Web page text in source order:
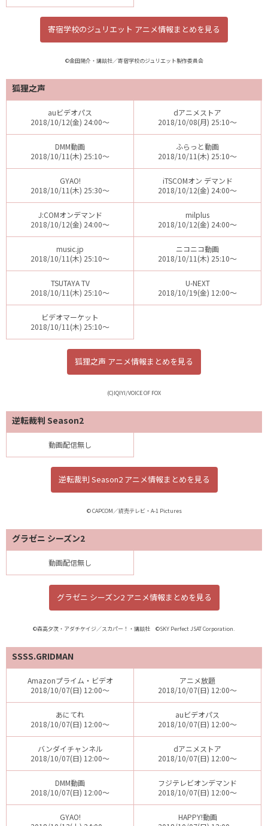
寄宿学校のジュリエット アニメ情報まとめを見る
©金田陽介・講談社／寄宿学校のジュリエット製作委員会
狐狸之声
auビデオパス
2018/10/12(金) 24:00～
dアニメストア
2018/10/08(月) 25:10～
DMM動画
2018/10/11(木) 25:10～
ふらっと動画
2018/10/11(木) 25:10～
GYAO!
2018/10/11(木) 25:30～
iTSCOMオン デマンド
2018/10/12(金) 24:00～
J:COMオンデマンド
2018/10/12(金) 24:00～
milplus
2018/10/12(金) 24:00～
music.jp
2018/10/11(木) 25:10～
ニコニコ動画
2018/10/11(木) 25:10～
TSUTAYA TV
2018/10/11(木) 25:10～
U-NEXT
2018/10/19(金) 12:00～
ビデオマーケット
2018/10/11(木) 25:10～
狐狸之声 アニメ情報まとめを見る
(C)IQIYI/VOICE OF FOX
逆転裁判 Season2
動画配信無し
逆転裁判 Season2 アニメ情報まとめを見る
© CAPCOM／読売テレビ・A-1 Pictures
グラゼニ シーズン2
動画配信無し
グラゼニ シーズン2 アニメ情報まとめを見る
©森高夕次・アダチケイジ／スカパー！・講談社 ©SKY Perfect JSAT Corporation.
SSSS.GRIDMAN
Amazonプライム・ビデオ
2018/10/07(日) 12:00～
アニメ放題
2018/10/07(日) 12:00～
あにてれ
2018/10/07(日) 12:00～
auビデオパス
2018/10/07(日) 12:00～
バンダイチャンネル
2018/10/07(日) 12:00～
dアニメストア
2018/10/07(日) 12:00～
DMM動画
2018/10/07(日) 12:00～
フジテレビオンデマンド
2018/10/07(日) 12:00～
GYAO!
HAPPY!動画